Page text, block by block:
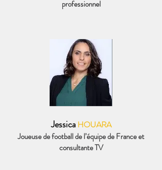
professionnel
JessicaHOUARA
Joueuse de football de l’équipe de France et
consultante TV